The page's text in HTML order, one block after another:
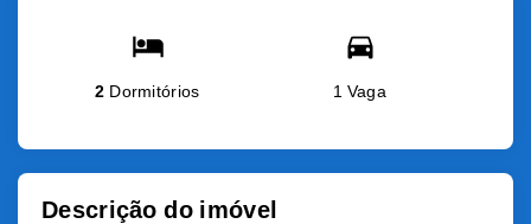
2 Dormitórios 1 Vaga
Descrição do imóvel